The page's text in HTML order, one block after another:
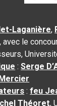
Laganière,
, avec le
:Serge
:feu
Théoret,